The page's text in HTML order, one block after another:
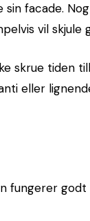
facade.
vil
skrue tiden
eller
godt